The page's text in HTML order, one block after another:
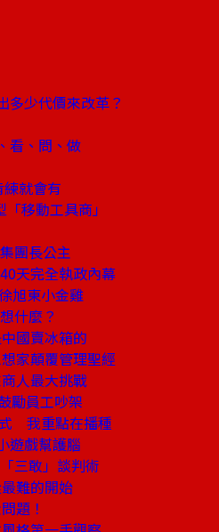
多少代價來改革？
看、問、做
就會有
移動工具商」
團長公主
天完全執政內幕
旭東小金雞
什麼？
國賣冰箱的
家顛覆管理聖經
人最大挑戰
勵員工吵架
我重點在播種
遊戲幫護腦
三敢」談判術
難的開始
題！